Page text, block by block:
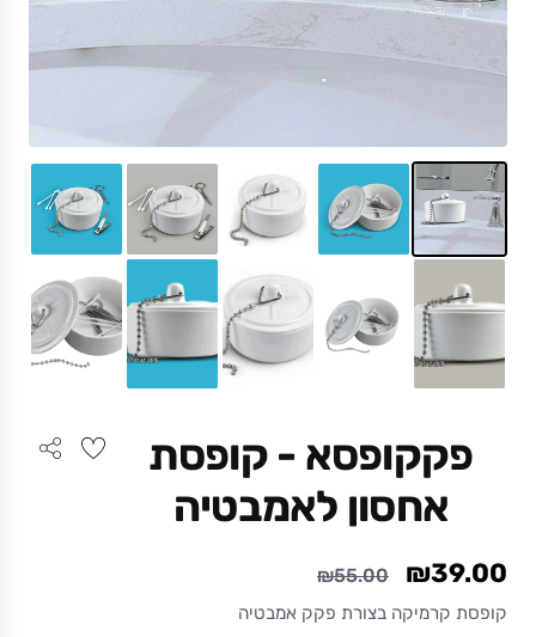
פקקופסא - קופסת
אחסון לאמבטיה
₪39.00
₪55.00
קופסת קרמיקה בצורת פקק אמבטיה